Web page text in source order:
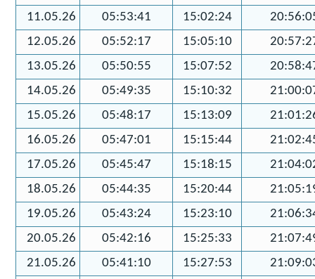
11.05.26
05:53:41 15:02:24
12.05.26
05:52:17 15:05:10
13.05.26
05:50:55 15:07:52
14.05.26
05:49:35 15:10:32
15.05.26
05:48:17 15:13:09
16.05.26
05:47:01 15:15:44
17.05.26
05:45:47 15:18:15
18.05.26
05:44:35 15:20:44
19.05.26
05:43:24 15:23:10
20.05.26
05:42:16 15:25:33
21.05.26
05:41:10 15:27:53